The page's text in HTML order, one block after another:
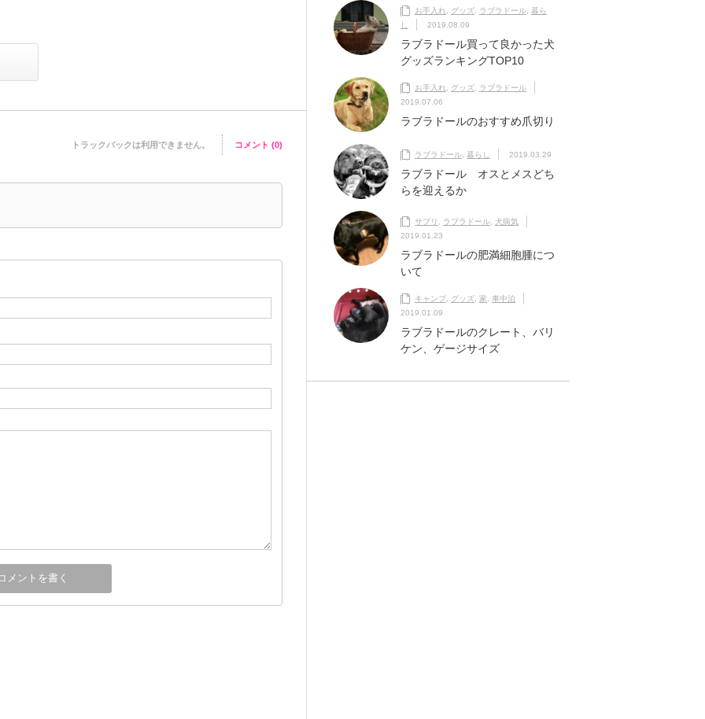
トラックバックは利用できません。 コメント (0)
お手入れ グッズ ラブラドール
暮ら
し
2019.08.09
ラブラドール買って良かった犬
グッズランキングTOP10
お手入れ グッズ
ラブラドール
2019.07.06
ラブラドールのおすすめ爪切り
ラブラドール 暮らし 2019.03.29
ラブラドール オスとメスどち
らを迎えるか
サプリ ラブラドール
犬病気
2019.01.23
ラブラドールの肥満細胞腫につ
いて
キャンプ グッズ 家
車中泊
2019.01.09
ラブラドールのクレート、バリ
ケン、ゲージサイズ